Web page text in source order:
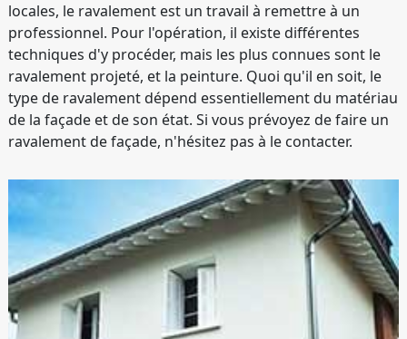
locales, le ravalement est un travail à remettre à un
professionnel. Pour l'opération, il existe différentes
techniques d'y procéder, mais les plus connues sont le
ravalement projeté, et la peinture. Quoi qu'il en soit, le
type de ravalement dépend essentiellement du matériau
de la façade et de son état. Si vous prévoyez de faire un
ravalement de façade, n'hésitez pas à le contacter.